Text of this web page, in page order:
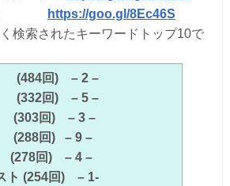
https://goo.gl/8Ec46S
検索されたキーワードトップ10で
(484回)
– 2 –
(332回)
– 5 –
(303回)
– 3 –
(288回)
– 9 –
(278回)
– 4 –
ト (254回)
– 1-